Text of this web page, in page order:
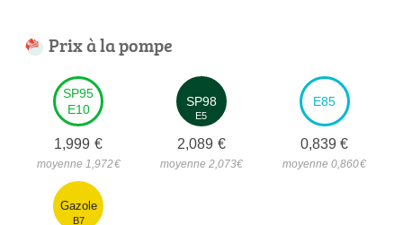
Prix à la pompe
SP95
E10
1,999 €
moyenne 1,972€
SP98
E5
2,089 €
moyenne 2,073€
E85
0,839 €
moyenne 0,860€
Gazole
B7